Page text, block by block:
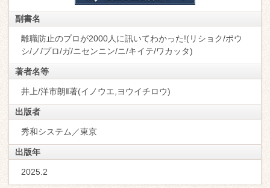
副書名
離職防止のプロが2000人に訊いてわかった!(リショク/ボウ
シ/ノ/プロ/ガ/ニセンニン/ニ/キイテ/ワカッタ)
著者名等
井上/洋市朗‖著(イノウエ,ヨウイチロウ)
出版者
秀和システム／東京
出版年
2025.2